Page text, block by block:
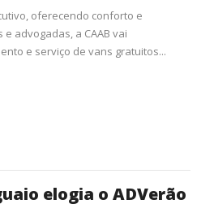
oferecendo conforto e
advogadas, a CAAB vai
e serviço de vans gratuitos...
elogia o ADVerão